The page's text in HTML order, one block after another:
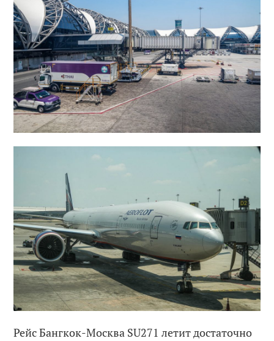
Рейс Бангкок-Москва SU271 летит достаточно